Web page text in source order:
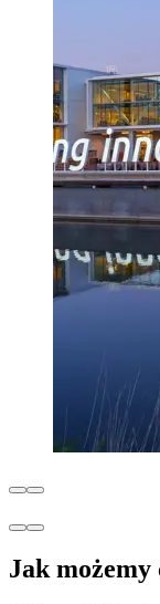
Jak możemy